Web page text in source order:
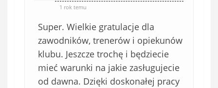
1 rok temu
Super. Wielkie gratulacje dla
zawodników, trenerów i opiekunów
klubu. Jeszcze trochę i będziecie
mieć warunki na jakie zasługujecie
od dawna. Dzięki doskonałej pracy